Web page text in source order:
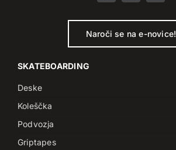
Naroči se na e-novice!
SKATEBOARDING
Deske
Koleščka
Podvozja
Griptapes